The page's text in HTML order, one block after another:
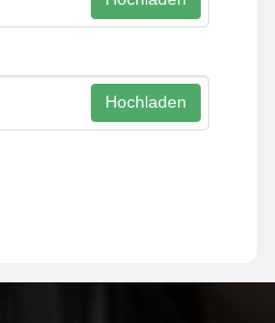
Hochladen